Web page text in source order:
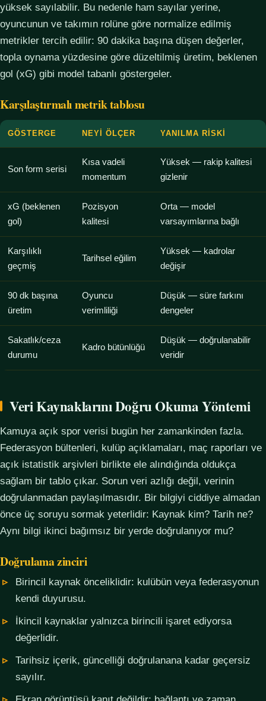
yüksek sayılabilir. Bu nedenle ham sayılar yerine,
oyuncunun ve takımın rolüne göre normalize edilmiş
metrikler tercih edilir: 90 dakika başına düşen değerler,
topla oynama yüzdesine göre düzeltilmiş üretim, beklenen
gol (xG) gibi model tabanlı göstergeler.
Karşılaştırmalı metrik tablosu
GÖSTERGE NEYI ÖLÇER YANILMA RISKI
Son form serisi
Kısa vadeli
momentum
Yüksek — rakip kalitesi
gizlenir
xG (beklenen
gol)
Pozisyon
kalitesi
Orta — model
varsayımlarına bağlı
Karşılıklı
geçmiş
Tarihsel eğilim
Yüksek — kadrolar
değişir
90 dk başına
üretim
Oyuncu
verimliliği
Düşük — süre farkını
dengeler
Sakatlık/ceza
durumu
Kadro bütünlüğü
Düşük — doğrulanabilir
veridir
Veri Kaynaklarını Doğru Okuma Yöntemi
Kamuya açık spor verisi bugün her zamankinden fazla.
Federasyon bültenleri, kulüp açıklamaları, maç raporları ve
açık istatistik arşivleri birlikte ele alındığında oldukça
sağlam bir tablo çıkar. Sorun veri azlığı değil, verinin
doğrulanmadan paylaşılmasıdır. Bir bilgiyi ciddiye almadan
önce üç soruyu sormak yeterlidir: Kaynak kim? Tarih ne?
Aynı bilgi ikinci bağımsız bir yerde doğrulanıyor mu?
Doğrulama zinciri
Birincil kaynak önceliklidir: kulübün veya federasyonun
kendi duyurusu.
İkincil kaynaklar yalnızca birincili işaret ediyorsa
değerlidir.
Tarihsiz içerik, güncelliği doğrulanana kadar geçersiz
sayılır.